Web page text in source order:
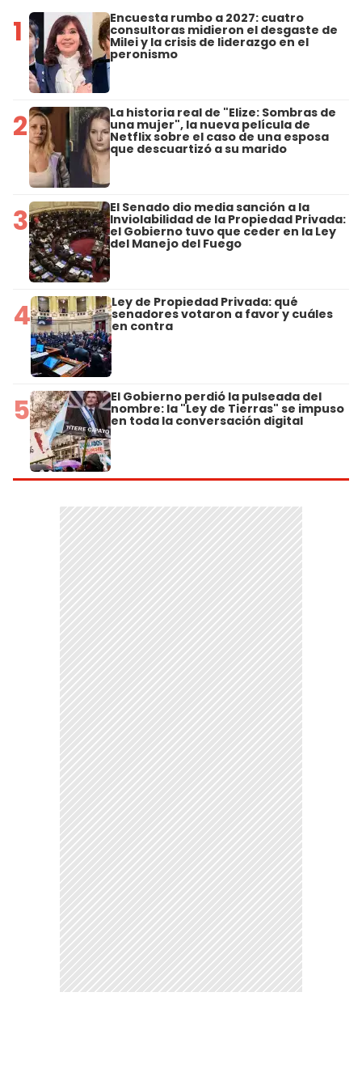
1 Encuesta rumbo a 2027: cuatro
consultoras midieron el desgaste de
Milei y la crisis de liderazgo en el
peronismo
2 La historia real de "Elize: Sombras de
una mujer", la nueva película de
Netflix sobre el caso de una esposa
que descuartizó a su marido
3 El Senado dio media sanción a la
Inviolabilidad de la Propiedad Privada:
el Gobierno tuvo que ceder en la Ley
del Manejo del Fuego
4 Ley de Propiedad Privada: qué
senadores votaron a favor y cuáles
en contra
5 El Gobierno perdió la pulseada del
nombre: la "Ley de Tierras" se impuso
en toda la conversación digital